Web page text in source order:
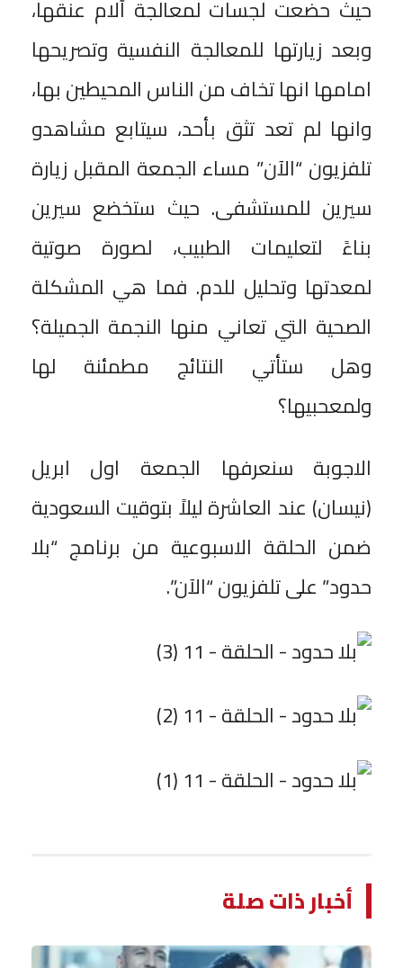
حيث حضعت لجسات لمعالجة آلام عنقها،
وبعد زيارتها للمعالجة النفسية وتصريحها
امامها انها تخاف من الناس المحيطين بها،
وانها لم تعد تثق بأحد، سيتابع مشاهدو
تلفزيون “الآن” مساء الجمعة المقبل زيارة
سيرين للمستشفى. حيث ستخضع سيرين
بناءً لتعليمات الطبيب، لصورة صوتية
لمعدتها وتحليل للدم. فما هي المشكلة
الصحية التي تعاني منها النجمة الجميلة؟
وهل ستأتي النتائج مطمئنة لها
ولمعحبيها؟
الاجوبة سنعرفها الجمعة اول ابريل
(نيسان) عند العاشرة ليلاً بتوقيت السعودية
ضمن الحلقة الاسبوعية من برنامج “بلا
حدود” على تلفزيون “الآن”.
أخبار ذات صلة